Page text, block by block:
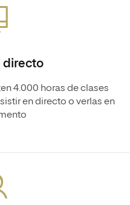
directo
4.000 horas de clases
en directo o verlas en